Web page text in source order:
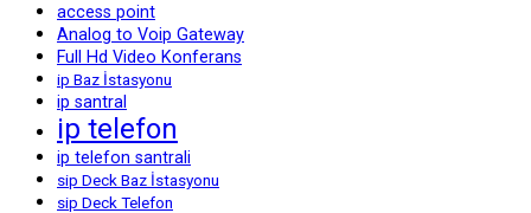
access point
Analog to Voip Gateway
Full Hd Video Konferans
ip Baz İstasyonu
ip santral
ip telefon
ip telefon santrali
sip Deck Baz İstasyonu
sip Deck Telefon